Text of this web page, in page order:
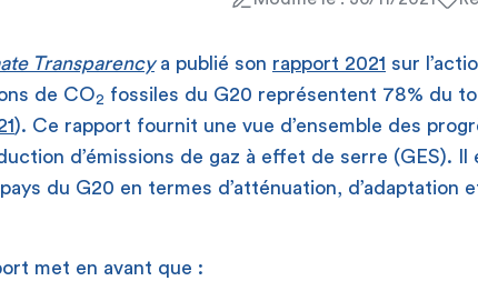
Transparencya publié son rapport 2021 sur
de CO2 fossiles du G20 représentent 78% du
). Ce rapport fournit une vue d’ensemble des
d’émissions de gaz à effet de serre (GES). Il
du G20 en termes d’atténuation, d’adaptation
met en avant que :